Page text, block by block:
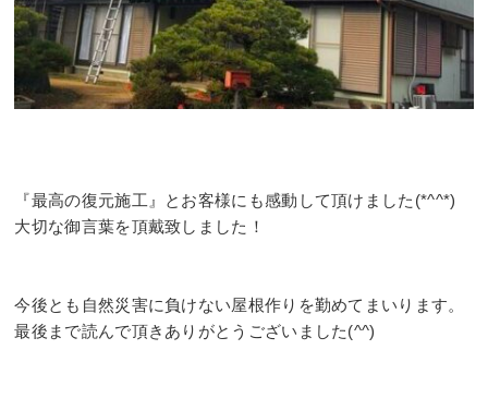
『最高の復元施工』とお客様にも感動して頂けました(*^^*)⠀
大切な御言葉を頂戴致しました！⠀
今後とも自然災害に負けない屋根作りを勤めてまいります。
最後まで読んで頂きありがとうございました(^^)⠀